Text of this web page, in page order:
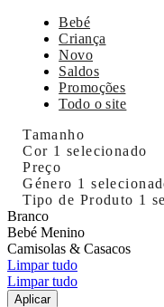
Bebé
Criança
Novo
Saldos
Promoções
Todo o site
Tamanho
Cor 1 selecionado
Preço
Género 1
Tipo de Produto 1
Branco
Bebé Menino
Camisolas & Casacos
Limpar tudo
Limpar tudo
Aplicar